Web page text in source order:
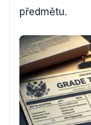
předmětu.